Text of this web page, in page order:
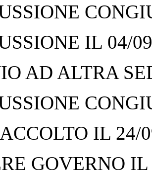
IL 04/
AD ALTRA
IL 24/
GOVERNO